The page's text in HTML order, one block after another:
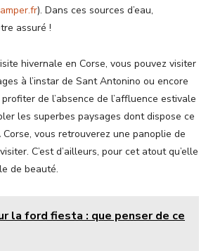
). Dans ces sources d’eau,
assuré !
hivernale en Corse, vous pouvez visiter
à l’instar de Sant Antonino ou encore
de l’absence de l’affluence estivale
les superbes paysages dont dispose ce
vous retrouverez une panoplie de
C’est d’ailleurs, pour cet atout qu’elle
de beauté.
la ford fiesta : que penser de ce